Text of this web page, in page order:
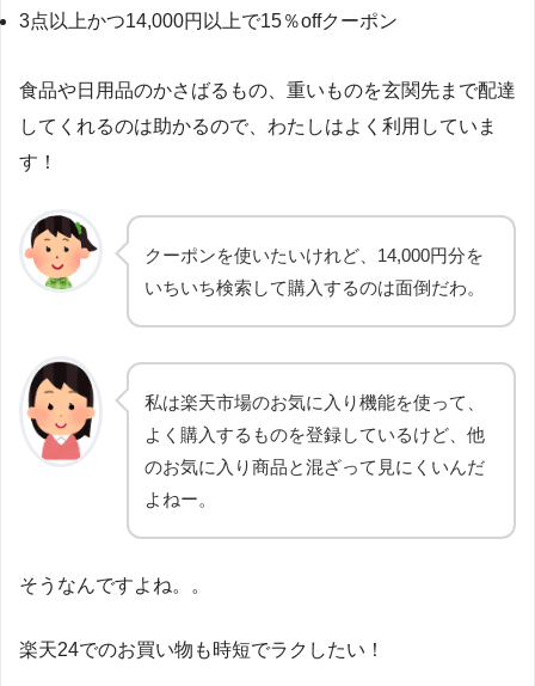
3点以上かつ14,000円以上で15％offクーポン
食品や日用品のかさばるもの、重いものを玄関先まで配達
してくれるのは助かるので、わたしはよく利用していま
す！
クーポンを使いたいけれど、14,000円分を
いちいち検索して購入するのは面倒だわ。
私は楽天市場のお気に入り機能を使って、
よく購入するものを登録しているけど、他
のお気に入り商品と混ざって見にくいんだ
よねー。
そうなんですよね。。
楽天24でのお買い物も時短でラクしたい！